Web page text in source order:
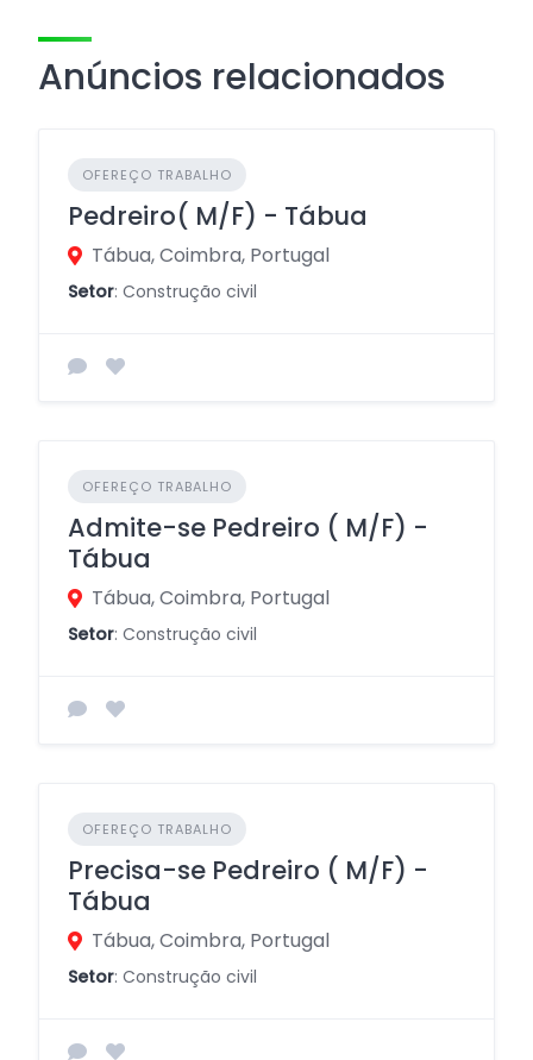
Anúncios relacionados
OFEREÇO TRABALHO
Pedreiro( M/F) - Tábua
Tábua, Coimbra, Portugal
Setor: Construção civil
OFEREÇO TRABALHO
Admite-se Pedreiro ( M/F) -
Tábua
Tábua, Coimbra, Portugal
Setor: Construção civil
OFEREÇO TRABALHO
Precisa-se Pedreiro ( M/F) -
Tábua
Tábua, Coimbra, Portugal
Setor: Construção civil